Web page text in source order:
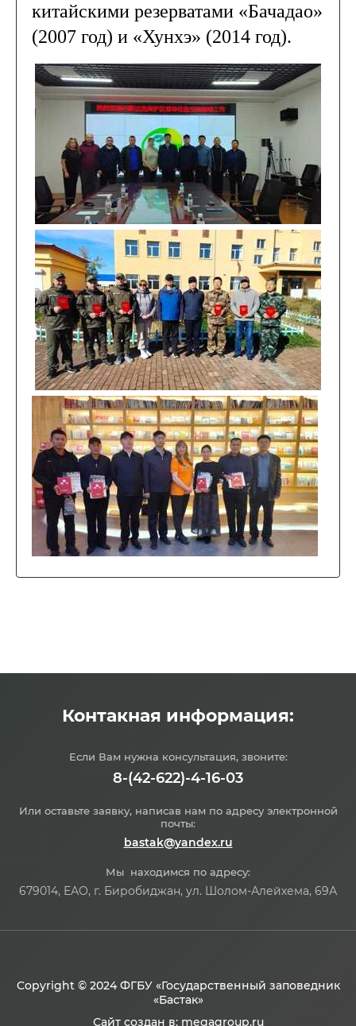
китайскими резерватами «Бачадао»
(2007 год) и «Хунхэ» (2014 год).
Контакная информация:
Если Вам нужна консультация, звоните:
8-(42-622)-4-16-03
Или оставьте заявку, написав нам по адресу электронной
почты:
bastak@yandex.ru
Мы находимся по адресу:
679014, ЕАО, г. Биробиджан, ул. Шолом-Алейхема, 69А
Copyright © 2024 ФГБУ «Государственный заповедник
«Бастак»
Сайт создан в: megagroup.ru